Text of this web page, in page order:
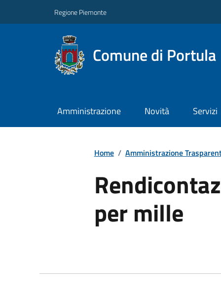
Regione Piemonte
Comune di Portula
Amministrazione Novità Servizi
Home / Amministrazione
per mille